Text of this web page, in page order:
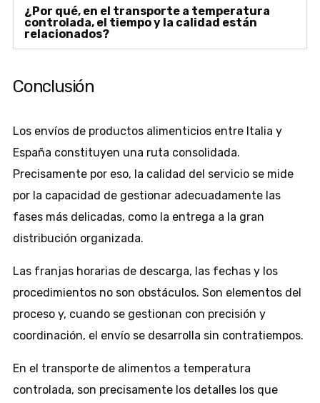
¿Por qué, en el transporte a temperatura
controlada, el tiempo y la calidad están
relacionados?
Conclusión
Los envíos de productos alimenticios entre Italia y
España constituyen una ruta consolidada.
Precisamente por eso, la calidad del servicio se mide
por la capacidad de gestionar adecuadamente las
fases más delicadas, como la entrega a la gran
distribución organizada.
Las franjas horarias de descarga, las fechas y los
procedimientos no son obstáculos. Son elementos del
proceso y, cuando se gestionan con precisión y
coordinación, el envío se desarrolla sin contratiempos.
En el transporte de alimentos a temperatura
controlada, son precisamente los detalles los que